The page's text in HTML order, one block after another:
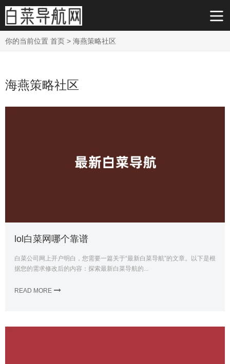
你的当前位置 首页 > 海燕策略社区
海燕策略社区
lol白菜网哪个靠谱
白菜公司网上开户明白，您需要一篇关于“最新白菜导航”的文章。以下是根
据您的需求修改后的内容：探索最新白菜导航的...
READ MORE